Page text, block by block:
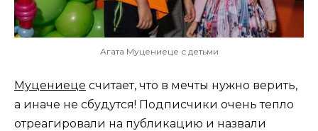
Агата Муцениеце с детьми
Муцениеце считает, что в мечты нужно верить,
а иначе не сбудутся! Подписчики очень тепло
отреагировали на публикацию и назвали